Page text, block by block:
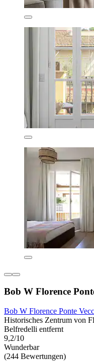
Bob W Florence
Bob W Florence Ponte
Historisches Zentrum von
Belfredelli entfernt
9,2/10
Wunderbar
(244 Bewertungen)